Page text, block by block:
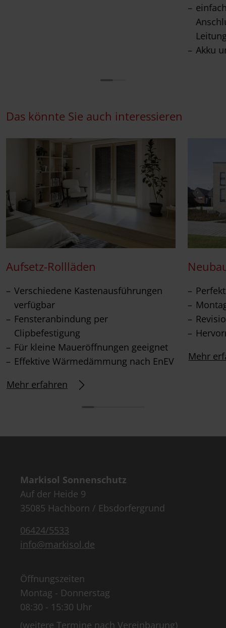
Akku
Das könnte Sie auch interessieren
Aufsetz-Rollläden
Verschiedene Kastenausführungen
verfügbar
Fensteranbindung per
Clipbefestigung
Für kleine Maueröffnungen geeignet
Effektive Wärmedämmung nach EnEV
Mehr erfahren
Mehr
Markisol Sonnenschutz
Auf der Heide 9
35085 Hachborn / Ebsdorfergrund
06424/5533
info@markisol.de
Öffnungszeiten
Montag - Donnerstag
08:30 - 15:30 Uhr
(weitere Termine nach Vereinbarung)